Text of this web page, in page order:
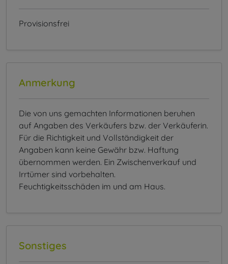
Provisionsfrei
Anmerkung
Die von uns gemachten Informationen beruhen
auf Angaben des Verkäufers bzw. der Verkäuferin.
Für die Richtigkeit und Vollständigkeit der
Angaben kann keine Gewähr bzw. Haftung
übernommen werden. Ein Zwischenverkauf und
Irrtümer sind vorbehalten.
Feuchtigkeitsschäden im und am Haus.
Sonstiges